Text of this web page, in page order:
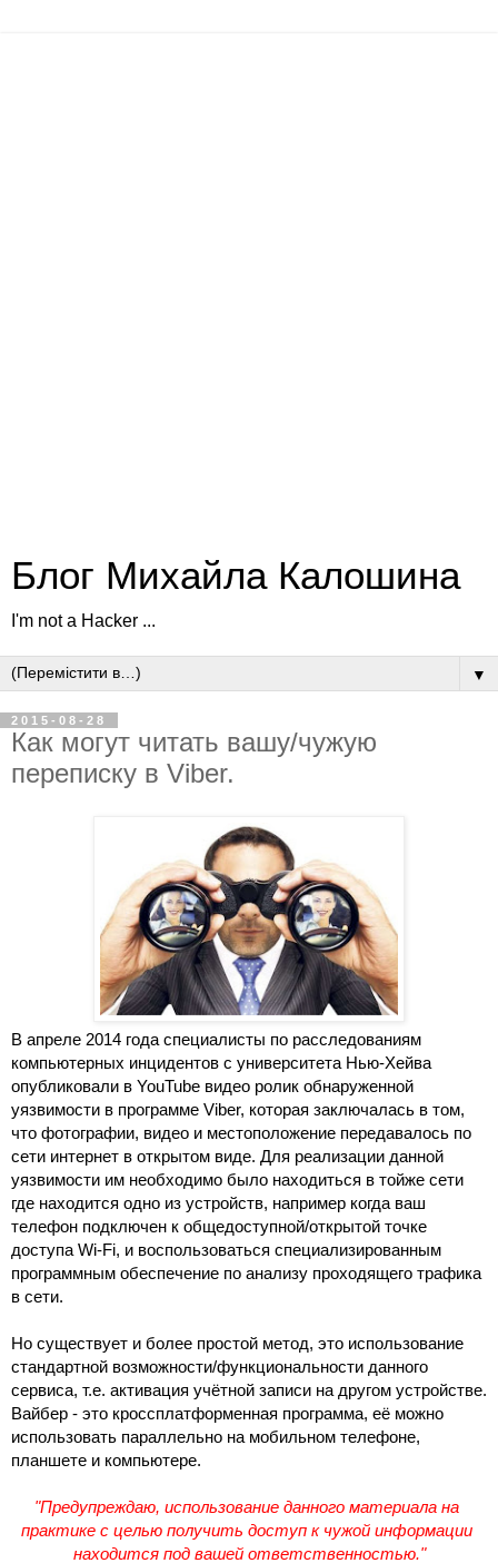
Блог Михайла Калошина
I'm not a Hacker ...
▼
2015-08-28
Как могут читать вашу/чужую
переписку в Viber.
В апреле 2014 года специалисты по расследованиям
компьютерных инцидентов с университета Нью-Хейва
опубликовали в YouTube видео ролик обнаруженной
уязвимости в программе Viber, которая заключалась в том,
что фотографии, видео и местоположение передавалось по
сети интернет в открытом виде. Для реализации данной
уязвимости им необходимо было находиться в тойже сети
где находится одно из устройств, например когда ваш
телефон подключен к общедоступной/открытой точке
доступа Wi-Fi, и воспользоваться специализированным
программным обеспечение по анализу проходящего трафика
в сети.
Но существует и более простой метод, это использование
стандартной возможности/функциональности данного
сервиса, т.е. активация учётной записи на другом устройстве.
Вайбер - это кроссплатформенная программа, её можно
использовать параллельно на мобильном телефоне,
планшете и компьютере.
"Предупреждаю, использование данного материала на
практике с целью получить доступ к чужой информации
находится под вашей ответственностью."